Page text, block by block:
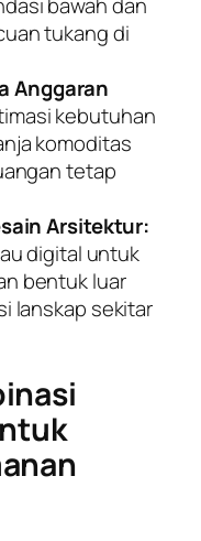
bawah dan
tukang di
Anggaran
kebutuhan
komoditas
tetap
Arsitektur:
digital untuk
bentuk luar
lanskap sekitar